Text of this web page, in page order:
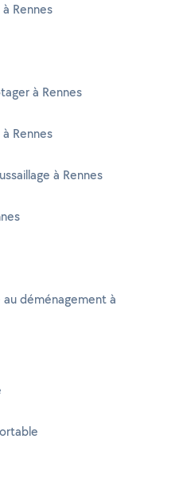
Rennes
à Rennes
Rennes
à Rennes
déménagement à